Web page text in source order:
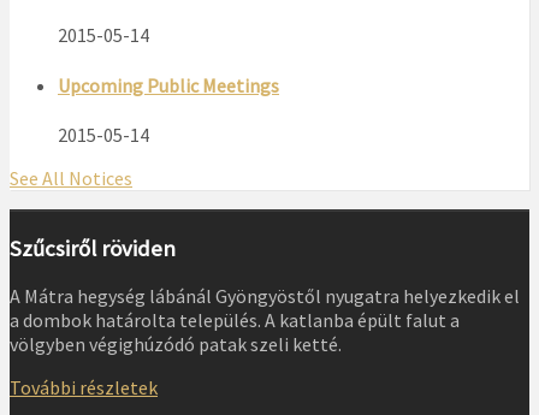
2015-05-14
Upcoming Public Meetings
2015-05-14
See All Notices
Szűcsiről röviden
A Mátra hegység lábánál Gyöngyöstől nyugatra helyezkedik el
a dombok határolta település. A katlanba épült falut a
völgyben végighúzódó patak szeli ketté.
További részletek